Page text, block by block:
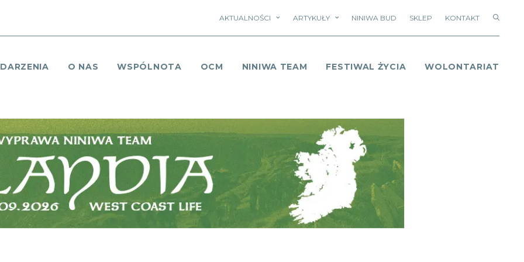
AKTUALNOŚCI ARTYKUŁY NINIWA BUD SKLEP KONTAKT
O NAS WSPÓLNOTA OCM NINIWA TEAM FESTIWAL ŻYCIA WOLONTARIAT